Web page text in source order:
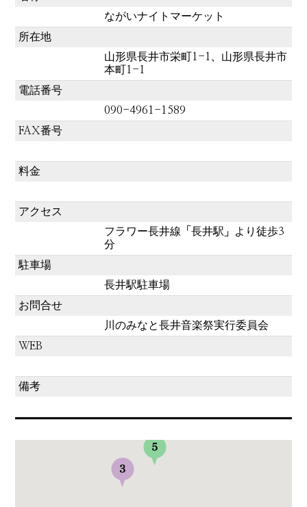
ながいナイトマーケット
所在地
山形県長井市栄町1-1、山形県長井市
本町1-1
電話番号
090-4961-1589
FAX番号
料金
アクセス
フラワー長井線「長井駅」より徒歩3
分
駐車場
長井駅駐車場
お問合せ
川のみなと長井音楽祭実行委員会
WEB
備考